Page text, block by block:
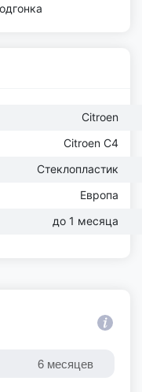
Citroen
Citroen C4
Стеклопластик
Европа
до 1 месяца